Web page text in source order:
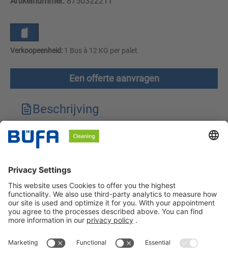
Verkoopeenheid: 1 Bus à 12 KG per palet
Een offerte aanvragen
Beschrijving
Technische kenmerken
Veiligheidsinstructies